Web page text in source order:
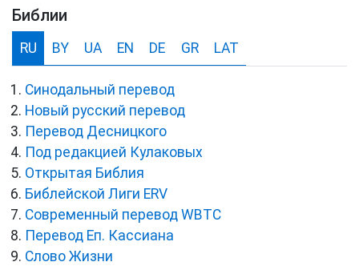
Библии
RU BY UA EN DE GR LAT
Синодальный перевод
Новый русский перевод
Перевод Десницкого
Под редакцией Кулаковых
Открытая Библия
Библейской Лиги ERV
Cовременный перевод WBTC
Перевод Еп. Кассиана
Слово Жизни